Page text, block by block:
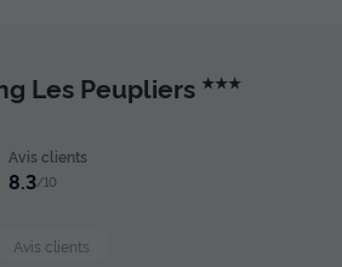
Les Peupliers ★★★
Avis clients
8.3/10
Avis clients